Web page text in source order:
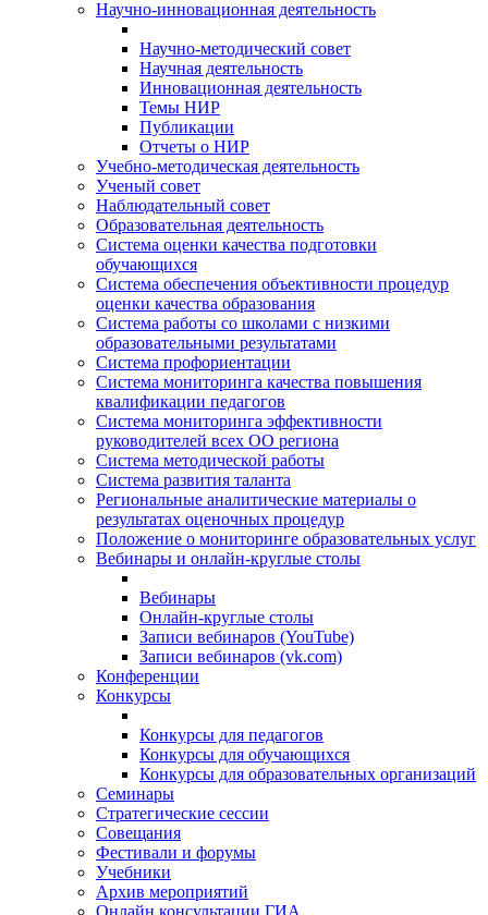
Научно-инновационная деятельность
Научно-методический совет
Научная деятельность
Инновационная деятельность
Темы НИР
Публикации
Отчеты о НИР
Учебно-методическая деятельность
Ученый совет
Наблюдательный совет
Образовательная деятельность
Система оценки качества подготовки
обучающихся
Система обеспечения объективности процедур
оценки качества образования
Система работы со школами с низкими
образовательными результатами
Система профориентации
Система мониторинга качества повышения
квалификации педагогов
Система мониторинга эффективности
руководителей всех ОО региона
Система методической работы
Система развития таланта
Региональные аналитические материалы о
результатах оценочных процедур
Положение о мониторинге образовательных услуг
Вебинары и онлайн-круглые столы
Вебинары
Онлайн-круглые столы
Записи вебинаров (YouTube)
Записи вебинаров (vk.com)
Конференции
Конкурсы
Конкурсы для педагогов
Конкурсы для обучающихся
Конкурсы для образовательных организаций
Семинары
Стратегические сессии
Совещания
Фестивали и форумы
Учебники
Архив мероприятий
Онлайн консультации ГИА